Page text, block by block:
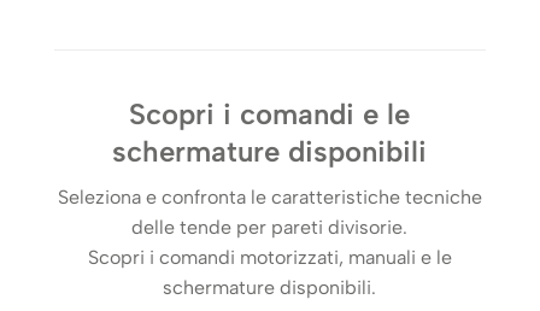
Scopri i comandi e le
schermature disponibili
Seleziona e confronta le caratteristiche tecniche
delle tende per pareti divisorie.
Scopri i comandi motorizzati, manuali e le
schermature disponibili.